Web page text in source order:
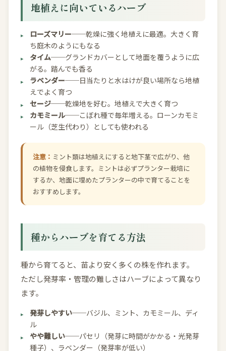
地植えに向いているハーブ
ローズマリー──乾燥に強く地植えに最適。大きく育
ち庭木のようにもなる
タイム──グランドカバーとして地面を覆うように広
がる。踏んでも香る
ラベンダー──日当たりと水はけが良い場所なら地植
えでよく育つ
セージ──乾燥地を好む。地植えで大きく育つ
カモミール──こぼれ種で毎年増える。ローンカモミ
ール（芝生代わり）としても使われる
注意： ミント類は地植えにすると地下茎で広がり、他
の植物を侵食します。ミントは必ずプランター栽培に
するか、地面に埋めたプランターの中で育てることを
おすすめします。
種からハーブを育てる方法
種から育てると、苗より安く多くの株を作れます。
ただし発芽率・管理の難しさはハーブによって異なり
ます。
発芽しやすい──バジル、ミント、カモミール、ディ
ル
やや難しい──パセリ（発芽に時間がかかる・光発芽
種子）、ラベンダー（発芽率が低い）